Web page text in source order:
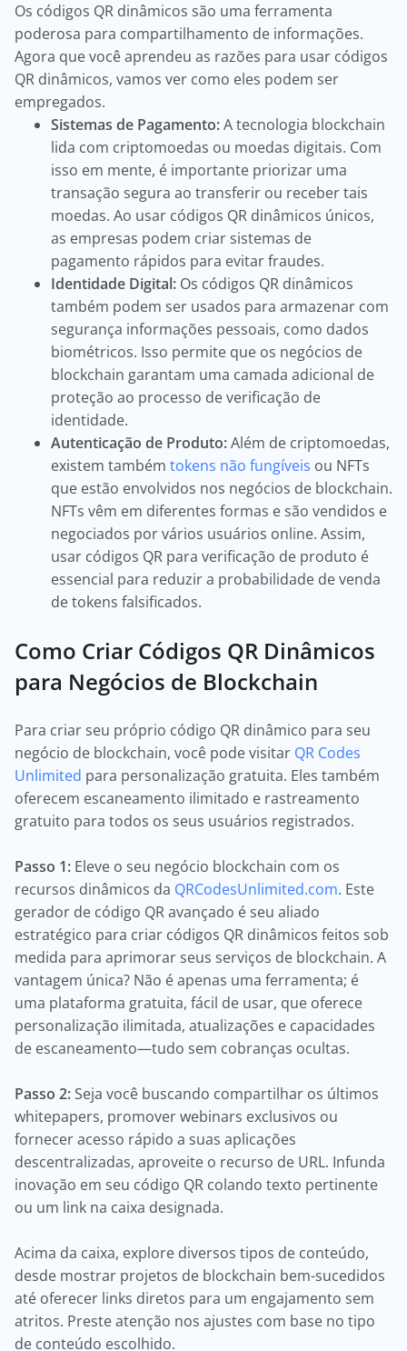
Os códigos QR dinâmicos são uma ferramenta
poderosa para compartilhamento de informações.
Agora que você aprendeu as razões para usar códigos
QR dinâmicos, vamos ver como eles podem ser
empregados.
Sistemas de Pagamento:A tecnologia blockchain
lida com criptomoedas ou moedas digitais. Com
isso em mente, é importante priorizar uma
transação segura ao transferir ou receber tais
moedas. Ao usar códigos QR dinâmicos únicos,
as empresas podem criar sistemas de
pagamento rápidos para evitar fraudes.
Identidade Digital: Os códigos QR dinâmicos
também podem ser usados para armazenar com
segurança informações pessoais, como dados
biométricos. Isso permite que os negócios de
blockchain garantam uma camada adicional de
proteção ao processo de verificação de
identidade.
Autenticação de Produto:Além de criptomoedas,
existem também tokens não fungíveis ou NFTs
que estão envolvidos nos negócios de blockchain.
NFTs vêm em diferentes formas e são vendidos e
negociados por vários usuários online. Assim,
usar códigos QR para verificação de produto é
essencial para reduzir a probabilidade de venda
de tokens falsificados.
Como Criar Códigos QR Dinâmicos
para Negócios de Blockchain
Para criar seu próprio código QR dinâmico para seu
negócio de blockchain, você pode visitar QR Codes
Unlimited para personalização gratuita. Eles também
oferecem escaneamento ilimitado e rastreamento
gratuito para todos os seus usuários registrados.
Passo 1: Eleve o seu negócio blockchain com os
recursos dinâmicos da QRCodesUnlimited.com. Este
gerador de código QR avançado é seu aliado
estratégico para criar códigos QR dinâmicos feitos sob
medida para aprimorar seus serviços de blockchain. A
vantagem única? Não é apenas uma ferramenta; é
uma plataforma gratuita, fácil de usar, que oferece
personalização ilimitada, atualizações e capacidades
de escaneamento—tudo sem cobranças ocultas.
Passo 2: Seja você buscando compartilhar os últimos
whitepapers, promover webinars exclusivos ou
fornecer acesso rápido a suas aplicações
descentralizadas, aproveite o recurso de URL. Infunda
inovação em seu código QR colando texto pertinente
ou um link na caixa designada.
Acima da caixa, explore diversos tipos de conteúdo,
desde mostrar projetos de blockchain bem-sucedidos
até oferecer links diretos para um engajamento sem
atritos. Preste atenção nos ajustes com base no tipo
de conteúdo escolhido.